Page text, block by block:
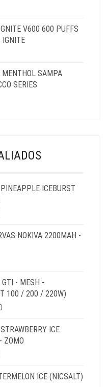
V600 600 PUFFS
IGNITE
MENTHOL SAMPA
SERIES
ICEBURST
34,90NOKIVA 2200MAH -
- MESH -
100 / 200 / 220W)
R$ 34,90
THROUGH
ICE
ZOMO
34,90
ICE (NICSALT)